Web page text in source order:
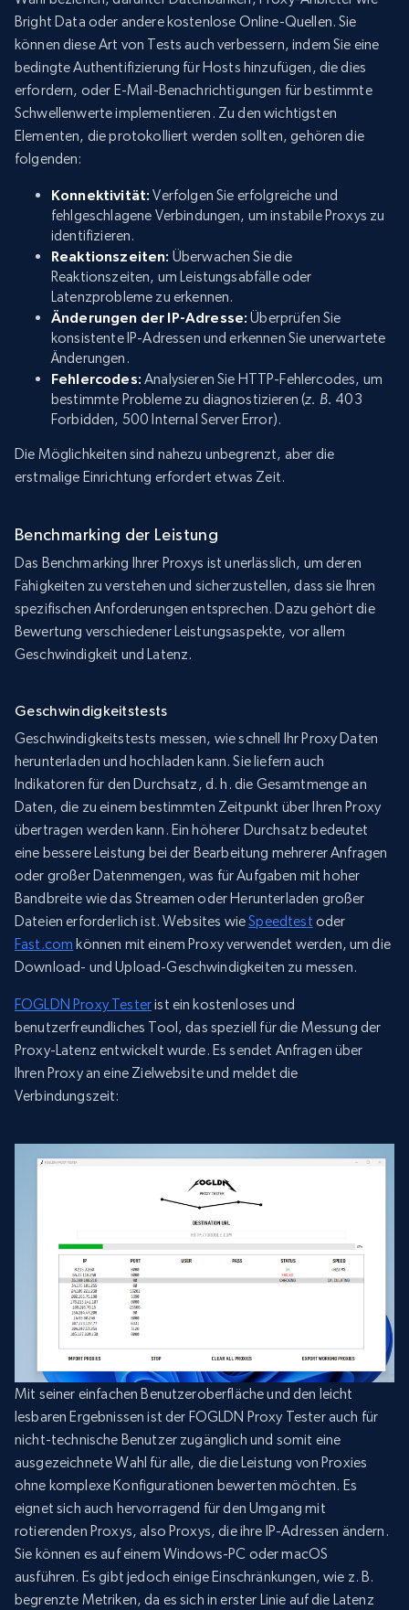
Bright Data oder andere kostenlose Online-Quellen. Sie
können diese Art von Tests auch verbessern, indem Sie eine
bedingte Authentifizierung für Hosts hinzufügen, die dies
erfordern, oder E-Mail-Benachrichtigungen für bestimmte
Schwellenwerte implementieren. Zu den wichtigsten
Elementen, die protokolliert werden sollten, gehören die
folgenden:
Konnektivität: Verfolgen Sie erfolgreiche und
fehlgeschlagene Verbindungen, um instabile Proxys zu
identifizieren.
Reaktionszeiten: Überwachen Sie die
Reaktionszeiten, um Leistungsabfälle oder
Latenzprobleme zu erkennen.
Änderungen der IP-Adresse: Überprüfen Sie
konsistente IP-Adressen und erkennen Sie unerwartete
Änderungen.
Fehlercodes: Analysieren Sie HTTP-Fehlercodes, um
bestimmte Probleme zu diagnostizieren (z. B. 403
Forbidden, 500 Internal Server Error).
Die Möglichkeiten sind nahezu unbegrenzt, aber die
erstmalige Einrichtung erfordert etwas Zeit.
Benchmarking der Leistung
Das Benchmarking Ihrer Proxys ist unerlässlich, um deren
Fähigkeiten zu verstehen und sicherzustellen, dass sie Ihren
spezifischen Anforderungen entsprechen. Dazu gehört die
Bewertung verschiedener Leistungsaspekte, vor allem
Geschwindigkeit und Latenz.
Geschwindigkeitstests
Geschwindigkeitstests messen, wie schnell Ihr Proxy Daten
herunterladen und hochladen kann. Sie liefern auch
Indikatoren für den Durchsatz, d. h. die Gesamtmenge an
Daten, die zu einem bestimmten Zeitpunkt über Ihren Proxy
übertragen werden kann. Ein höherer Durchsatz bedeutet
eine bessere Leistung bei der Bearbeitung mehrerer Anfragen
oder großer Datenmengen, was für Aufgaben mit hoher
Bandbreite wie das Streamen oder Herunterladen großer
Dateien erforderlich ist. Websites wieSpeedtest oder
Fast.com können mit einem Proxy verwendet werden, um die
Download- und Upload-Geschwindigkeiten zu messen.
FOGLDN Proxy Testerist ein kostenloses und
benutzerfreundliches Tool, das speziell für die Messung der
Proxy-Latenz entwickelt wurde. Es sendet Anfragen über
Ihren Proxy an eine Zielwebsite und meldet die
Verbindungszeit:
Mit seiner einfachen Benutzeroberfläche und den leicht
lesbaren Ergebnissen ist der FOGLDN Proxy Tester auch für
nicht-technische Benutzer zugänglich und somit eine
ausgezeichnete Wahl für alle, die die Leistung von Proxies
ohne komplexe Konfigurationen bewerten möchten. Es
eignet sich auch hervorragend für den Umgang mit
rotierenden Proxys, also Proxys, die ihre IP-Adressen ändern.
Sie können es auf einem Windows-PC oder macOS
ausführen. Es gibt jedoch einige Einschränkungen, wie z. B.
begrenzte Metriken, da es sich in erster Linie auf die Latenz